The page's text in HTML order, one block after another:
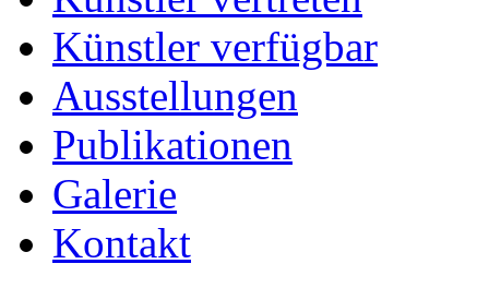
Künstler verfügbar
Ausstellungen
Publikationen
Galerie
Kontakt